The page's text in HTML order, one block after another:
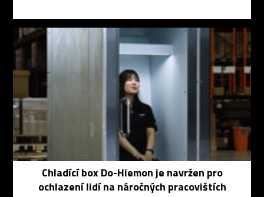
Chladící box Do-Hiemon je navržen pro
ochlazení lidí na náročných pracovištích